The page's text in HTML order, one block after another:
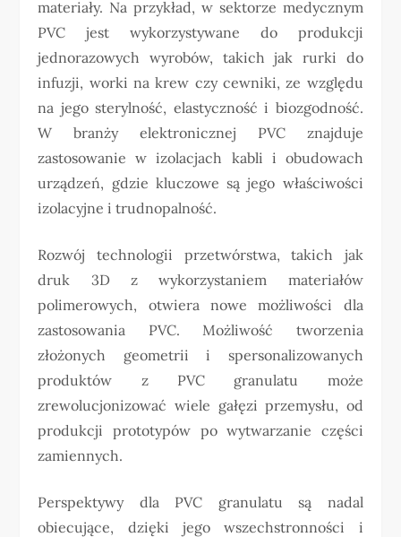
materiały. Na przykład, w sektorze medycznym
PVC jest wykorzystywane do produkcji
jednorazowych wyrobów, takich jak rurki do
infuzji, worki na krew czy cewniki, ze względu
na jego sterylność, elastyczność i biozgodność.
W branży elektronicznej PVC znajduje
zastosowanie w izolacjach kabli i obudowach
urządzeń, gdzie kluczowe są jego właściwości
izolacyjne i trudnopalność.
Rozwój technologii przetwórstwa, takich jak
druk 3D z wykorzystaniem materiałów
polimerowych, otwiera nowe możliwości dla
zastosowania PVC. Możliwość tworzenia
złożonych geometrii i spersonalizowanych
produktów z PVC granulatu może
zrewolucjonizować wiele gałęzi przemysłu, od
produkcji prototypów po wytwarzanie części
zamiennych.
Perspektywy dla PVC granulatu są nadal
obiecujące, dzięki jego wszechstronności i